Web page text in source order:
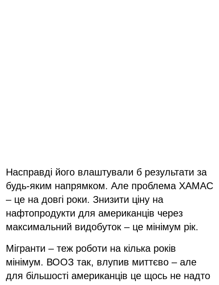
Насправді його влаштували б результати за
будь-яким напрямком. Але проблема ХАМАС
– це на довгі роки. Знизити ціну на
нафтопродукти для американців через
максимальний видобуток – це мінімум рік.
Мігранти – теж роботи на кілька років
мінімум. ВООЗ так, влупив миттєво – але
для більшості американців це щось не надто